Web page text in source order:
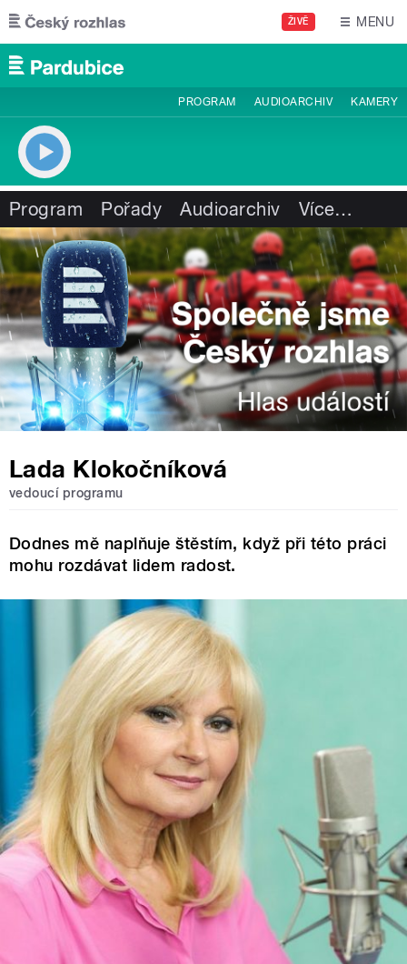
Přejít k hlavnímu obsahu
ŽIVĚ MENU
PROGRAM AUDIOARCHIV KAMERY
Program Pořady Audioarchiv Více…
Lada Klokočníková
vedoucí programu
Dodnes mě naplňuje štěstím, když při této práci
mohu rozdávat lidem radost.